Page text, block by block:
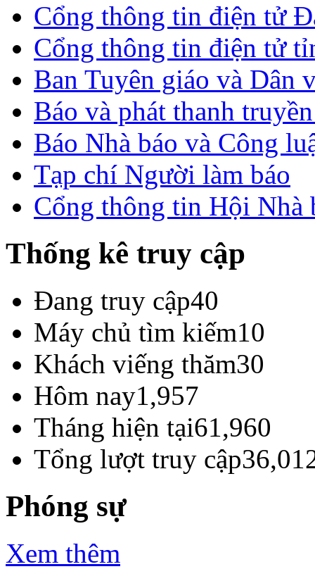
Cổng thông tin điện tử
Cổng thông tin điện tử
Ban Tuyên giáo và Dân
Báo và phát thanh
Báo Nhà báo và Công
Tạp chí Người làm báo
Cổng thông tin Hội Nhà
Thống kê truy cập
Đang truy cập40
Máy chủ tìm kiếm10
Khách viếng thăm30
Hôm nay1,957
Tháng hiện tại61,960
Tổng lượt truy cập
Phóng sự
Xem thêm